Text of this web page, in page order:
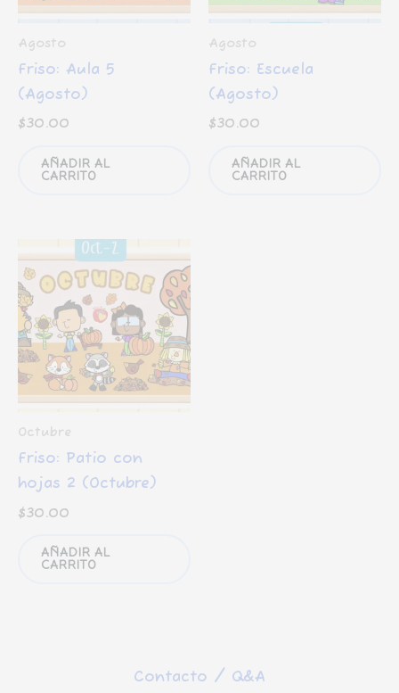
Agosto
Friso: Aula 5
(Agosto)
$30.00
AÑADIR AL
CARRITO
Agosto
Friso: Escuela
(Agosto)
$30.00
AÑADIR AL
CARRITO
Octubre
Friso: Patio con
hojas 2 (Octubre)
$30.00
AÑADIR AL
CARRITO
Contacto / Q&A